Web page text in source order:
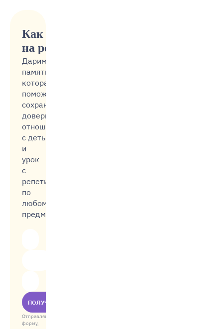
Как не срываться
на ребёнка
Дарим
памятку,
которая
поможет
сохранить
доверительные
отношения
с детьми,
и
урок
с
репетитором
по
любому
предмету
ПОЛУЧИТЬ
Отправляя
форму,